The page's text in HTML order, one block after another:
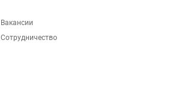
Вакансии
Сотрудничество